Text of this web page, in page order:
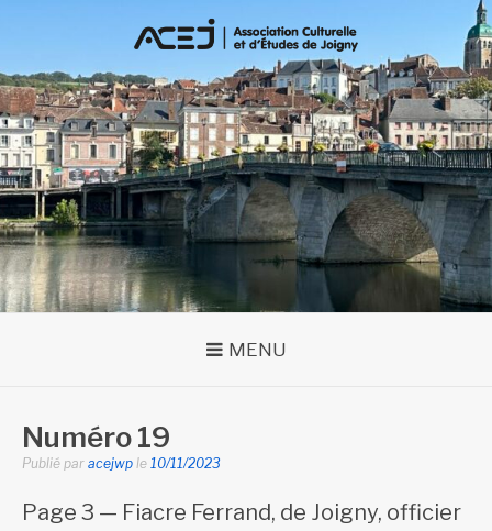
MENU
Numéro 19
Publié par acejwp le 10/11/2023
Page 3 — Fiacre Ferrand, de Joigny, officier